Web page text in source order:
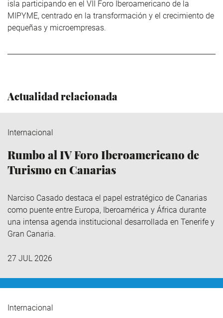
isla participando en el VII Foro Iberoamericano de la
MIPYME, centrado en la transformación y el crecimiento de
pequeñas y microempresas.
Actualidad relacionada
Internacional
Rumbo al IV Foro Iberoamericano de
Turismo en Canarias
Narciso Casado destaca el papel estratégico de Canarias
como puente entre Europa, Iberoamérica y África durante
una intensa agenda institucional desarrollada en Tenerife y
Gran Canaria.
27 JUL 2026
Internacional